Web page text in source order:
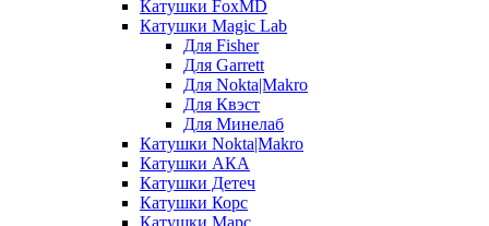
Катушки FoxMD
Катушки Magic Lab
Для Fisher
Для Garrett
Для Nokta|Makro
Для Квэст
Для Минелаб
Катушки Nokta|Makro
Катушки АКА
Катушки Детеч
Катушки Корс
Катушки Марс